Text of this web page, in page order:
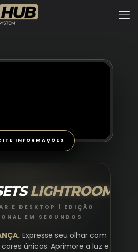
INFORMAÇÕES
LIGHTROOM
E DESKTOP | EDIÇÃO
EM SEGUNDOS
Expresse seu olhar com
únicas. Aprimore a luz e